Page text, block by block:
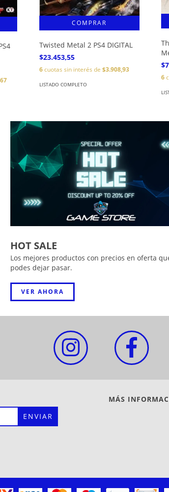
Twisted Metal 2 PS4 DIGITAL
$23.453,55
6cuotas sin interés de $3.908,93
LISTADO COMPLETO
6
HOT SALE
Los mejores productos con precios en oferta
podes dejar pasar.
VER AHORA
MÁS